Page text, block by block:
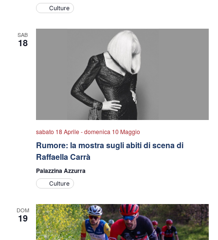
Culture
SAB
18
sabato 18 Aprile -domenica 10 Maggio
Rumore: la mostra sugli abiti di scena di
Raffaella Carrà
Palazzina Azzurra
Culture
DOM
19